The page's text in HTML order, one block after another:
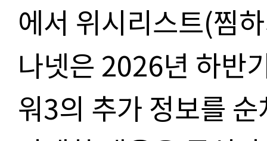
에서 위시리스트(찜
나넷은 2026년 하반
워3의 추가 정보를